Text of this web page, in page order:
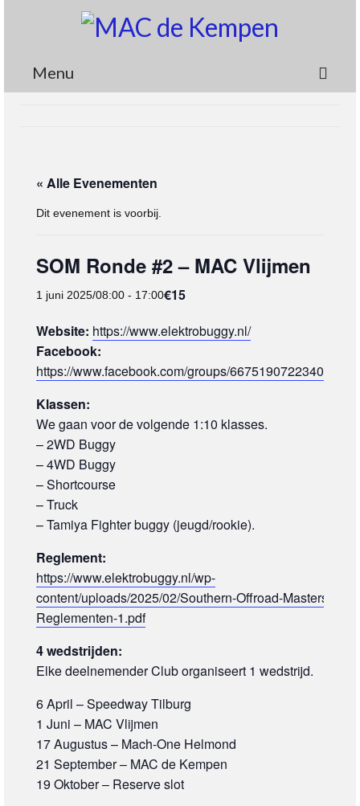
Menu
Lidmaatschap
Wedstrijden
« Alle Evenementen
Dit evenement is voorbij.
SOM Ronde #2 – MAC Vlijmen
1 juni 2025/08:00 - 17:00€15
Website: https://www.elektrobuggy.nl/
Facebook:
https://www.facebook.com/groups/667519072234031/
Klassen:
We gaan voor de volgende 1:10 klasses.
– 2WD Buggy
– 4WD Buggy
– Shortcourse
– Truck
– Tamiya Fighter buggy (jeugd/rookie).
Reglement:
https://www.elektrobuggy.nl/wp-
content/uploads/2025/02/Southern-Offroad-Masters-
Reglementen-1.pdf
4 wedstrijden:
Elke deelnemender Club organiseert 1 wedstrijd.
6 April – Speedway Tilburg
1 Juni – MAC Vlijmen
17 Augustus – Mach-One Helmond
21 September – MAC de Kempen
19 Oktober – Reserve slot